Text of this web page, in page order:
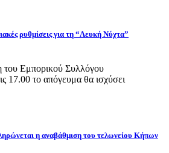
ρυθμίσεις για τη “Λευκή Νύχτα”
Εμπορικού Συλλόγου
17.00 το απόγευμα θα ισχύσει
η αναβάθμιση του τελωνείου Κήπων